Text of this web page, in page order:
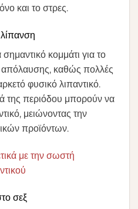
και το στρες.
σημαντικό κομμάτι για το
απόλαυσης, καθώς πολλές
φυσικό λιπαντικό.
της περιόδου μπορούν να
μειώνοντας την
προϊόντων.
με την σωστή
σεξ